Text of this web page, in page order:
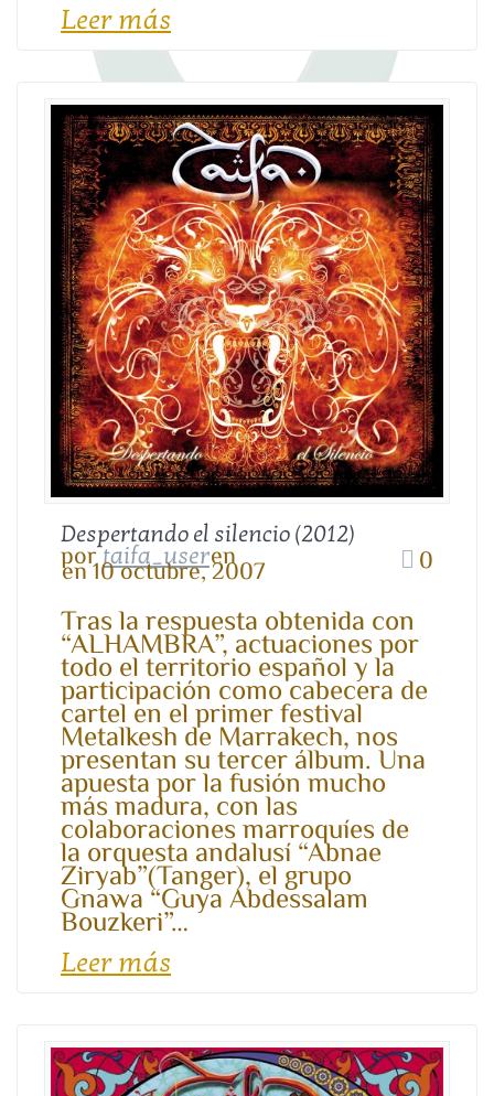
Leer más
Despertando el silencio (2012)
portaifa_useren
en 10 octubre, 2007 0
Tras la respuesta obtenida con
“ALHAMBRA”, actuaciones por
todo el territorio español y la
participación como cabecera de
cartel en el primer festival
Metalkesh de Marrakech, nos
presentan su tercer álbum. Una
apuesta por la fusión mucho
más madura, con las
colaboraciones marroquíes de
la orquesta andalusí “Abnae
Ziryab”(Tanger), el grupo
Gnawa “Guya Abdessalam
Bouzkeri”…
Leer más